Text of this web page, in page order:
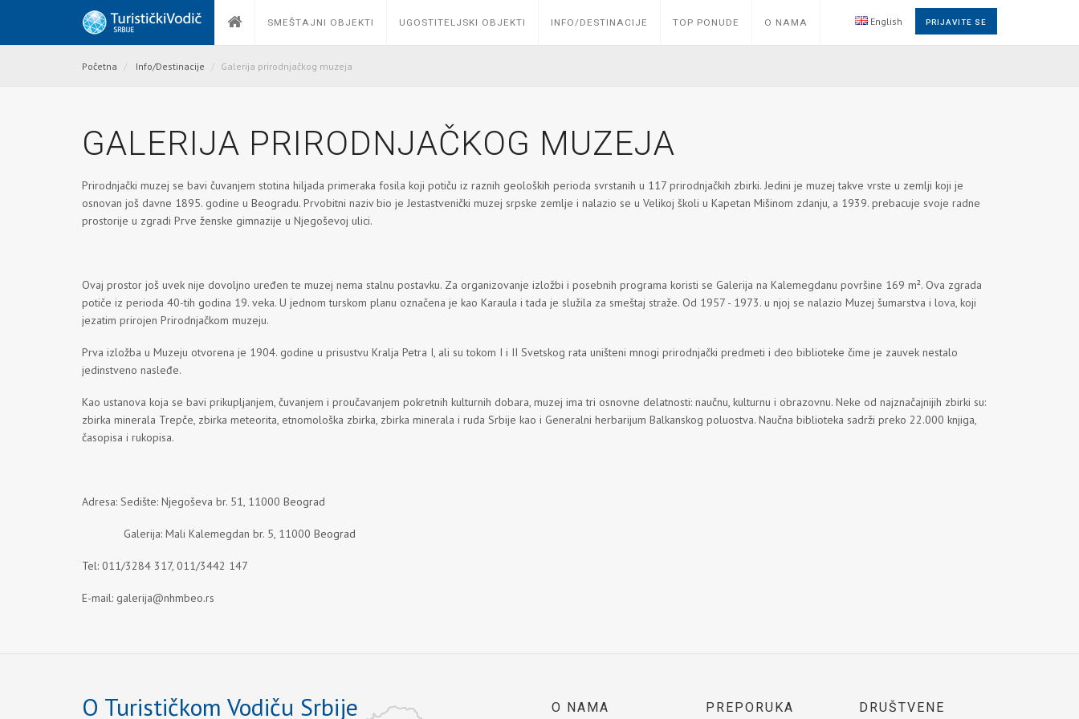
SMEŠTAJNI OBJEKTI UGOSTITELJSKI OBJEKTI INFO/DESTINACIJE TOP PONUDE O NAMA English PRIJAVITE SE
Početna Info/Destinacije Galerija prirodnjačkog muzeja
GALERIJA PRIRODNJAČKOG MUZEJA
Prirodnjački muzej se bavi čuvanjem stotina hiljada primeraka fosila koji potiču iz raznih geoloških perioda svrstanih u 117 prirodnjačkih zbirki. Jedini je muzej takve vrste u zemlji koji je
osnovan još davne 1895. godine u Beogradu. Prvobitni naziv bio je Jestastvenički muzej srpske zemlje i nalazio se u Velikoj školi u Kapetan Mišinom zdanju, a 1939. prebacuje svoje radne
prostorije u zgradi Prve ženske gimnazije u Njegoševoj ulici.
Ovaj prostor još uvek nije dovoljno uređen te muzej nema stalnu postavku. Za organizovanje izložbi i posebnih programa koristi se Galerija na Kalemegdanu površine 169 m². Ova zgrada
potiče iz perioda 40-tih godina 19. veka. U jednom turskom planu označena je kao Karaula i tada je služila za smeštaj straže. Od 1957 - 1973. u njoj se nalazio Muzej šumarstva i lova, koji
jezatim prirojen Prirodnjačkom muzeju.
Prva izložba u Muzeju otvorena je 1904. godine u prisustvu Kralja Petra I, ali su tokom I i II Svetskog rata uništeni mnogi prirodnjački predmeti i deo biblioteke čime je zauvek nestalo
jedinstveno nasleđe.
Kao ustanova koja se bavi prikupljanjem, čuvanjem i proučavanjem pokretnih kulturnih dobara, muzej ima tri osnovne delatnosti: naučnu, kulturnu i obrazovnu. Neke od najznačajnijih zbirki su:
zbirka minerala Trepče, zbirka meteorita, etnomološka zbirka, zbirka minerala i ruda Srbije kao i Generalni herbarijum Balkanskog poluostva. Naučna biblioteka sadrži preko 22.000 knjiga,
časopisa i rukopisa.
Adresa: Sedište: Njegoševa br. 51, 11000 Beograd
Galerija: Mali Kalemegdan br. 5, 11000 Beograd
Tel: 011/3284 317, 011/3442 147
E-mail: galerija@nhmbeo.rs
O Turističkom Vodiču Srbije O NAMA PREPORUKA DRUŠTVENE